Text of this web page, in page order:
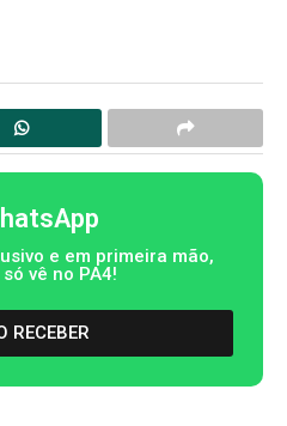
e em primeira mão,
vê no PA4!
RECEBER